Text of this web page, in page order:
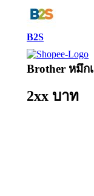
B2S
Brother หมึก
2xx บาท